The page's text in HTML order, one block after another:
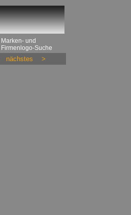
Marken- und
Firmenlogo-Suche
nächstes >